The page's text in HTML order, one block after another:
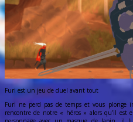
Furi est un jeu de duel avant tout
Furi ne perd pas de temps et vous plonge
rencontre de notre « héros » alors qu’il est